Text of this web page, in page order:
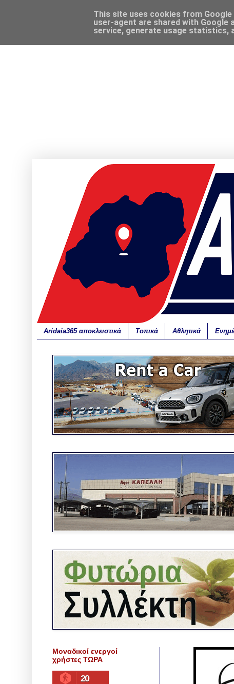
Aridaia365 αποκλειστικά Τοπικά Αθλητικά
Μοναδικοί ενεργοί
χρήστες ΤΩΡΑ
20
This site uses cookies from
user-agent are shared with
service, generate usage statistics,